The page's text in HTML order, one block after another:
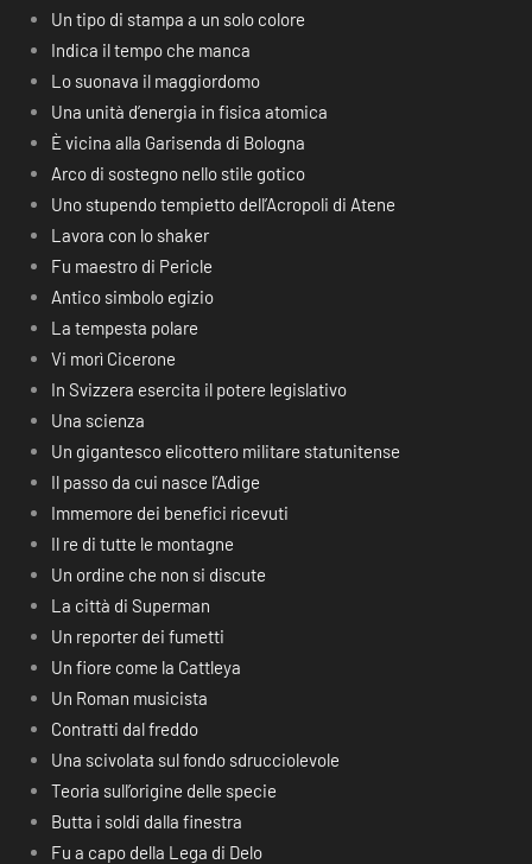
Un tipo di stampa a un solo colore
Indica il tempo che manca
Lo suonava il maggiordomo
Una unità d’energia in fisica atomica
È vicina alla Garisenda di Bologna
Arco di sostegno nello stile gotico
Uno stupendo tempietto dell’Acropoli di Atene
Lavora con lo shaker
Fu maestro di Pericle
Antico simbolo egizio
La tempesta polare
Vi morì Cicerone
In Svizzera esercita il potere legislativo
Una scienza
Un gigantesco elicottero militare statunitense
Il passo da cui nasce l’Adige
Immemore dei benefici ricevuti
Il re di tutte le montagne
Un ordine che non si discute
La città di Superman
Un reporter dei fumetti
Un fiore come la Cattleya
Un Roman musicista
Contratti dal freddo
Una scivolata sul fondo sdrucciolevole
Teoria sull’origine delle specie
Butta i soldi dalla finestra
Fu a capo della Lega di Delo